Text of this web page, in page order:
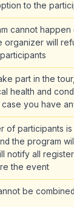
to the
cannot
organizer will
part in the
health and
you have
of participants
the program
notify all
the event
be combined